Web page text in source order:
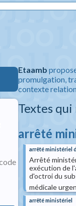
Etaamb
promulgation,
contexte
Textes
arrêté
arrêté ministériel
Arrêté
exécution de
d'octroi du
médicale
arrêté ministériel